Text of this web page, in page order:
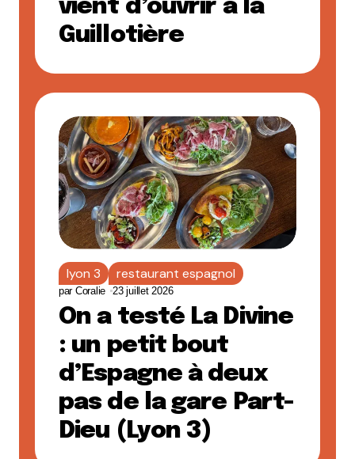
vient d’ouvrir à la
Guillotière
lyon 3 restaurant espagnol
par Coralie 23 juillet 2026
On a testé La Divine
: un petit bout
d’Espagne à deux
pas de la gare Part-
Dieu (Lyon 3)